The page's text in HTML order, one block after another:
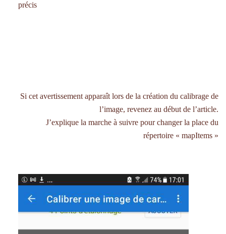
précis
Si cet avertissement apparaît lors de la création du calibrage de
l’image, revenez au début de l’article.
J’explique la marche à suivre pour changer la place du
répertoire « mapItems »